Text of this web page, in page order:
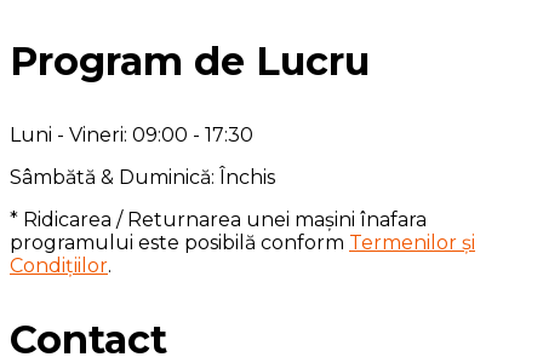
Program de Lucru
Luni - Vineri: 09:00 - 17:30
Sâmbătă & Duminică: Închis
* Ridicarea / Returnarea unei mașini înafara
programului este posibilă conform Termenilor și
Condițiilor.
Contact